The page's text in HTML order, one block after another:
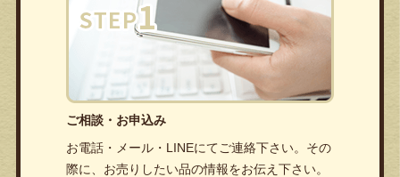
ご相談・お申込み
お電話・メール・LINEにてご連絡下さい。その
際に、お売りしたい品の情報をお伝え下さい。